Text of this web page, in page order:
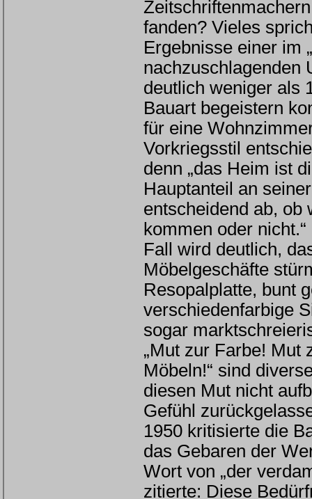
fanden? Vieles
Ergebnisse einer im
nachzuschlagenden
deutlich weniger als
Bauart begeistern
für eine
Vorkriegsstil
denn „das Heim ist
Hauptanteil an
entscheidend ab, ob
kommen oder
Fall wird deutlich,
Möbelgeschäfte
Resopalplatte, bunt
verschiedenfarbige
sogar
„Mut zur Farbe! Mut
Möbeln!“ sind
diesen Mut nicht
Gefühl
1950 kritisierte die
das Gebaren der
Wort von „der
zitierte: Diese